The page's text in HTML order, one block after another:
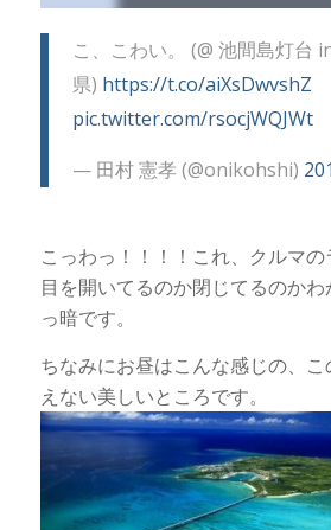
こ、こわい。 (@ 池間島灯台
県) https://t.co/aiXsDwvshZ
pic.twitter.com/rsocjWQJWt
— 田村 憲孝 (@onikohshi)
こっわっ！！！！これ、クルマ
目を開いてるのか閉じてるのか
っ暗です。
ちなみにお昼はこんな感じの、
えない美しいところです。